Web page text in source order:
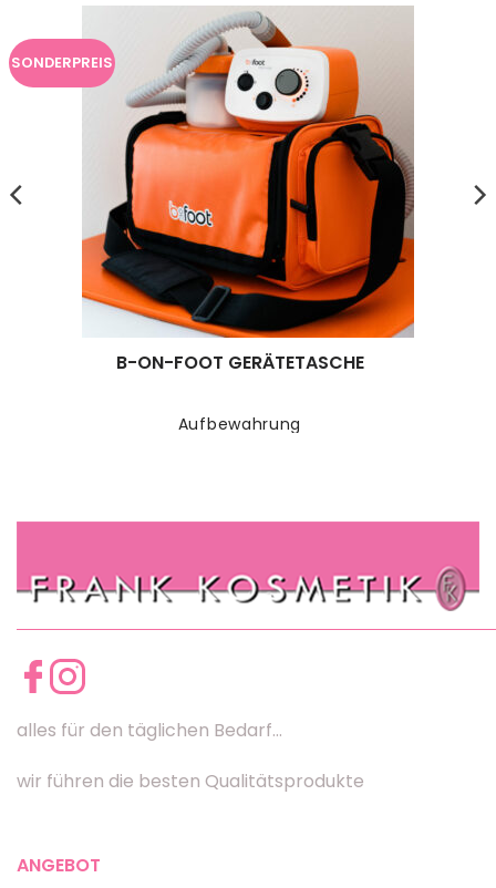
SONDERPREIS
Aufbewahrung
B-ON-FOOT GERÄTETASCHE
alles für den täglichen Bedarf...
wir führen die besten Qualitätsprodukte
ANGEBOT